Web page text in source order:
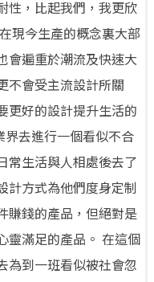
性，比起我們，我更欣
現今生產的概念裏大部
會遍重於潮流及快速大
不會受主流設計所關
更好的設計提升生活的
去進行一個看似不合
常生活與人相處後去了
計方式為他們度身定制
賺錢的產品，但絕對是
靈滿足的產品。 在這個
為到一班看似被社會忽